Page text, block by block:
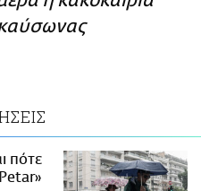
καύσωνας
πότε